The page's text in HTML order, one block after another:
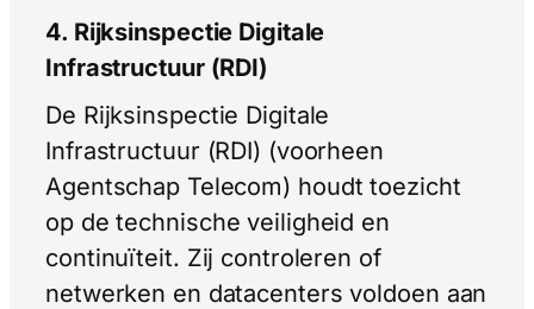
4. Rijksinspectie Digitale
Infrastructuur (RDI)
De Rijksinspectie Digitale
Infrastructuur (RDI) (voorheen
Agentschap Telecom) houdt toezicht
op de technische veiligheid en
continuïteit. Zij controleren of
netwerken en datacenters voldoen aan